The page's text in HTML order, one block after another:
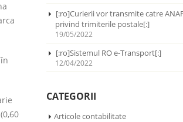
[:ro]Curierii vor transmite catre
privind trimiterile postale[:]
19/05/2022
[:ro]Sistemul RO e-Transport[:]
12/04/2022
CATEGORII
Articole contabilitate